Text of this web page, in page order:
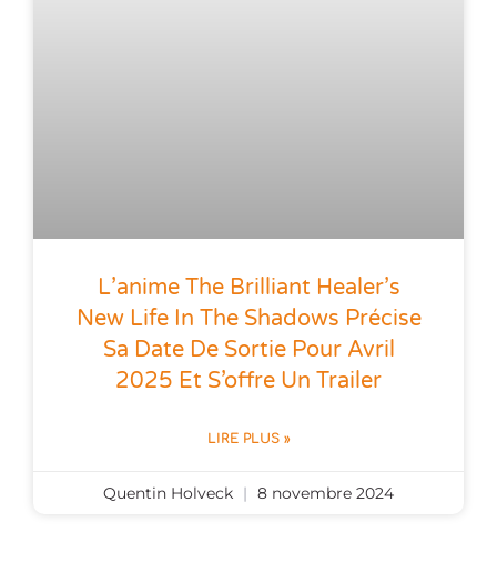
L’anime The Brilliant Healer’s
New Life In The Shadows Précise
Sa Date De Sortie Pour Avril
2025 Et S’offre Un Trailer
LIRE PLUS »
Quentin Holveck 8 novembre 2024